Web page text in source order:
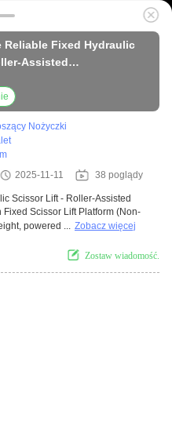
Reliable Fixed Hydraulic
Nożyczki
2025-11-11 38 poglądy
Scissor Lift - Roller-Assisted
Scissor Lift Platform (Non-
powered ... Zobacz więcej
Zostaw wiadomość.